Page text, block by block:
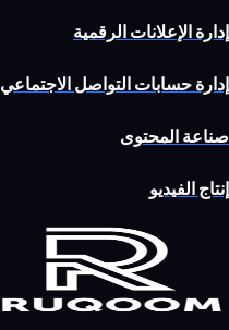
إدارة الإعلانات الرقمية
إدارة حسابات التواصل الاجتماعي
صناعة المحتوى
إنتاج الفيديو